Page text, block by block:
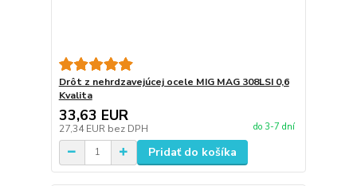
Drôt z nehrdzavejúcej ocele MIG MAG 308LSI 0,6
Kvalita
33,63 EUR
27,34 EUR bez DPH do 3-7 dní
Pridať do košíka